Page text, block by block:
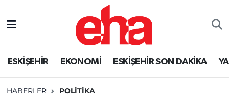
ESKİŞEHİR EKONOMİ ESKİŞEHİR SON DAKİKA
HABERLER POLİTİKA